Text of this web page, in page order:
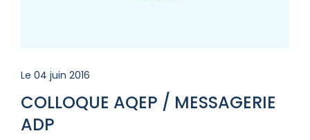
COLLOQUE AQEP / MESSAGERIE
ADP
Le 04 juin 2016